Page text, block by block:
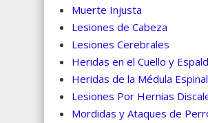
Muerte Injusta
Lesiones de Cabeza
Lesiones Cerebrales
Heridas en el Cuello y
Heridas de la Médula
Lesiones Por Hernias
Mordidas y Ataques de